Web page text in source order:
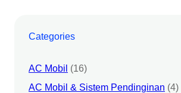
Categories
AC Mobil (16)
AC Mobil & Sistem Pendinginan (4)